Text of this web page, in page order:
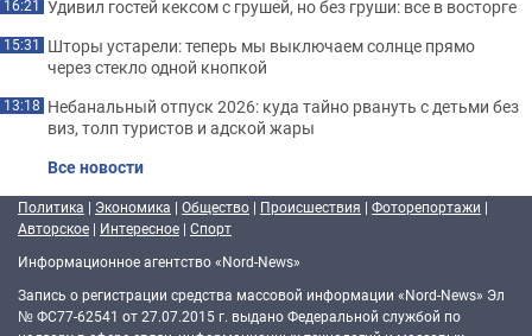
16:21 Удивил гостей кексом с грушей, но без груши: все в восторге
15:31 Шторы устарели: теперь мы выключаем солнце прямо
через стекло одной кнопкой
13:18 Небанальный отпуск 2026: куда тайно рвануть с детьми без
виз, толп туристов и адской жары
Все новости
Политика | Экономика | Общество | Происшествия | Фоторепортажи |
Авторское | Интересное | Спорт
Информационное агентство «Nord-News»
Запись о регистрации средства массовой информации «Nord-News» Эл
№ ФС77-62541 от 27.07.2015 г. выдано Федеральной службой по